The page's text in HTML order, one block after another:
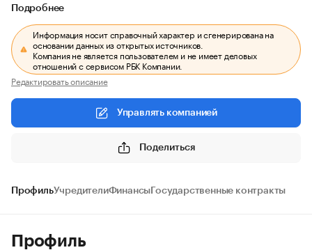
Подробнее
Информация носит справочный характер и сгенерирована на
основании данных из открытых источников.
Компания не является пользователем и не имеет деловых
отношений с сервисом РБК Компании.
Редактировать описание
Управлять компанией
Поделиться
ПрофильУчредителиФинансы Государственные контракты
Профиль